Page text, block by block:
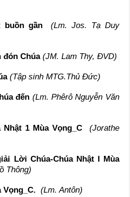
buồn gần(Lm. Jos. Tạ Duy
đón Chúa(JM. Lam Thy, ĐVD)
(Tập sinh MTG.Thủ Đức)
đến (Lm. Phêrô Nguyễn Văn
Nhật 1 Mùa Vọng_C (Jorathe
Lời Chúa-Chúa Nhật I Mùa
Thông)
Vọng_C.(Lm. Antôn)